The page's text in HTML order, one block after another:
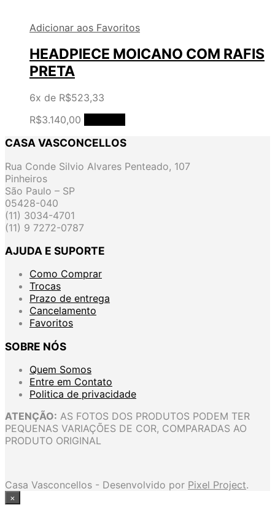
Adicionar aos Favoritos
HEADPIECE MOICANO COM RAFIS
PRETA
6x de R$523,33
R$3.140,00
CASA VASCONCELLOS
Rua Conde Silvio Alvares Penteado, 107
Pinheiros
São Paulo – SP
05428-040
(11) 3034-4701
(11) 9 7272-0787
AJUDA E SUPORTE
Como Comprar
Trocas
Prazo de entrega
Cancelamento
Favoritos
SOBRE NÓS
Quem Somos
Entre em Contato
Politica de privacidade
ATENÇÃO: AS FOTOS DOS PRODUTOS PODEM TER
PEQUENAS VARIAÇÕES DE COR, COMPARADAS AO
PRODUTO ORIGINAL
Casa Vasconcellos - Desenvolvido por Pixel Project.
×